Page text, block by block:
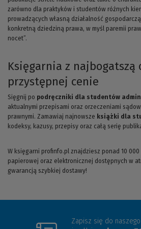
zarówno dla praktyków i studentów różnych
prowadzących własną działalność
konkretną dziedziną prawa, w myśl paremii
nocet”.
Księgarnia z najbogatszą
przystępnej cenie
Sięgnij po podręczniki dla studentów
aktualnymi przepisami oraz orzeczeniami
prawnymi. Zamawiaj najnowsze książki dla
kodeksy, kazusy, przepisy oraz całą serię
W księgarni profinfo.pl znajdziesz ponad 10
papierowej oraz elektronicznej dostępnych w
gwarancją szybkiej dostawy!
Zapisz się do